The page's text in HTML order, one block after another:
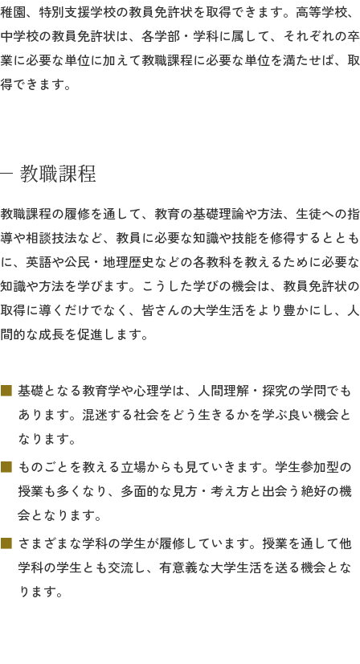
お問合わせ 取材・撮影 資料請求
稚園、特別支援学校の教員免許状を取得できます。高等学校、
中学校の教員免許状は、各学部・学科に属して、それぞれの卒
業に必要な単位に加えて教職課程に必要な単位を満たせば、取
得できます。
教職課程
教職課程の履修を通して、教育の基礎理論や方法、生徒への指
導や相談技法など、教員に必要な知識や技能を修得するととも
に、英語や公民・地理歴史などの各教科を教えるために必要な
知識や方法を学びます。こうした学びの機会は、教員免許状の
取得に導くだけでなく、皆さんの大学生活をより豊かにし、人
間的な成長を促進します。
基礎となる教育学や心理学は、人間理解・探究の学問でも
あります。混迷する社会をどう生きるかを学ぶ良い機会と
なります。
ものごとを教える立場からも見ていきます。学生参加型の
授業も多くなり、多面的な見方・考え方と出会う絶好の機
会となります。
さまざまな学科の学生が履修しています。授業を通して他
学科の学生とも交流し、有意義な大学生活を送る機会とな
ります。